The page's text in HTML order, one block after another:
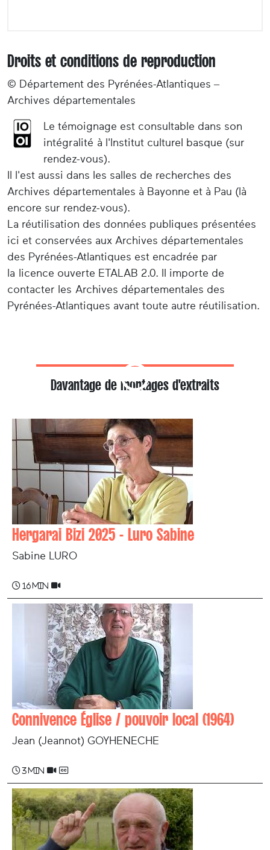
Droits et conditions de reproduction
© Département des Pyrénées-Atlantiques –
Archives départementales
Le témoignage est consultable dans son
intégralité à l'Institut culturel basque (sur
rendez-vous).
Il l'est aussi dans les salles de recherches des
Archives départementales à Bayonne et à Pau (là
encore sur rendez-vous).
La réutilisation des données publiques présentées
ici et conservées aux Archives départementales
des Pyrénées-Atlantiques est encadrée par
la licence ouverte ETALAB 2.0. Il importe de
contacter les Archives départementales des
Pyrénées-Atlantiques avant toute autre réutilisation.
Davantage de montages d'extraits
Hergarai Bizi 2025 - Luro Sabine
Sabine LURO
16 min
Connivence Église / pouvoir local (1964)
Jean (Jeannot) GOYHENECHE
3 min